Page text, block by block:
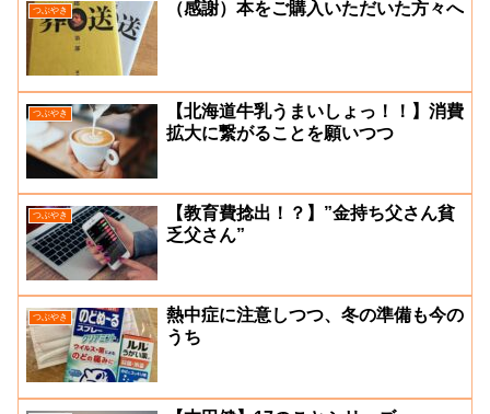
つぶやき （感謝）本をご購入いただいた方々へ
つぶやき
【北海道牛乳うまいしょっ！！】消費
拡大に繋がることを願いつつ
つぶやき
【教育費捻出！？】”金持ち父さん貧
乏父さん”
つぶやき
熱中症に注意しつつ、冬の準備も今の
うち